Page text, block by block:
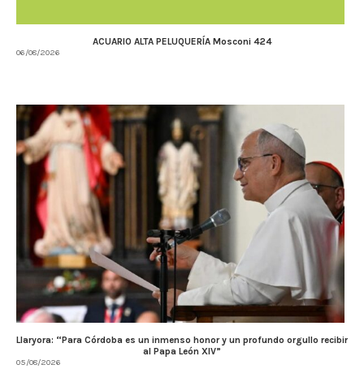
ACUARIO ALTA PELUQUERÍA Mosconi 424
06/08/2026
Llaryora: “Para Córdoba es un inmenso honor y un profundo orgullo recibir
al Papa León XIV”
05/08/2026